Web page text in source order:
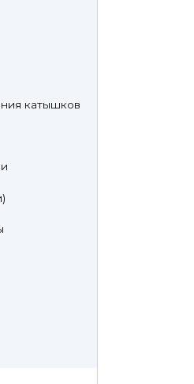
катышков